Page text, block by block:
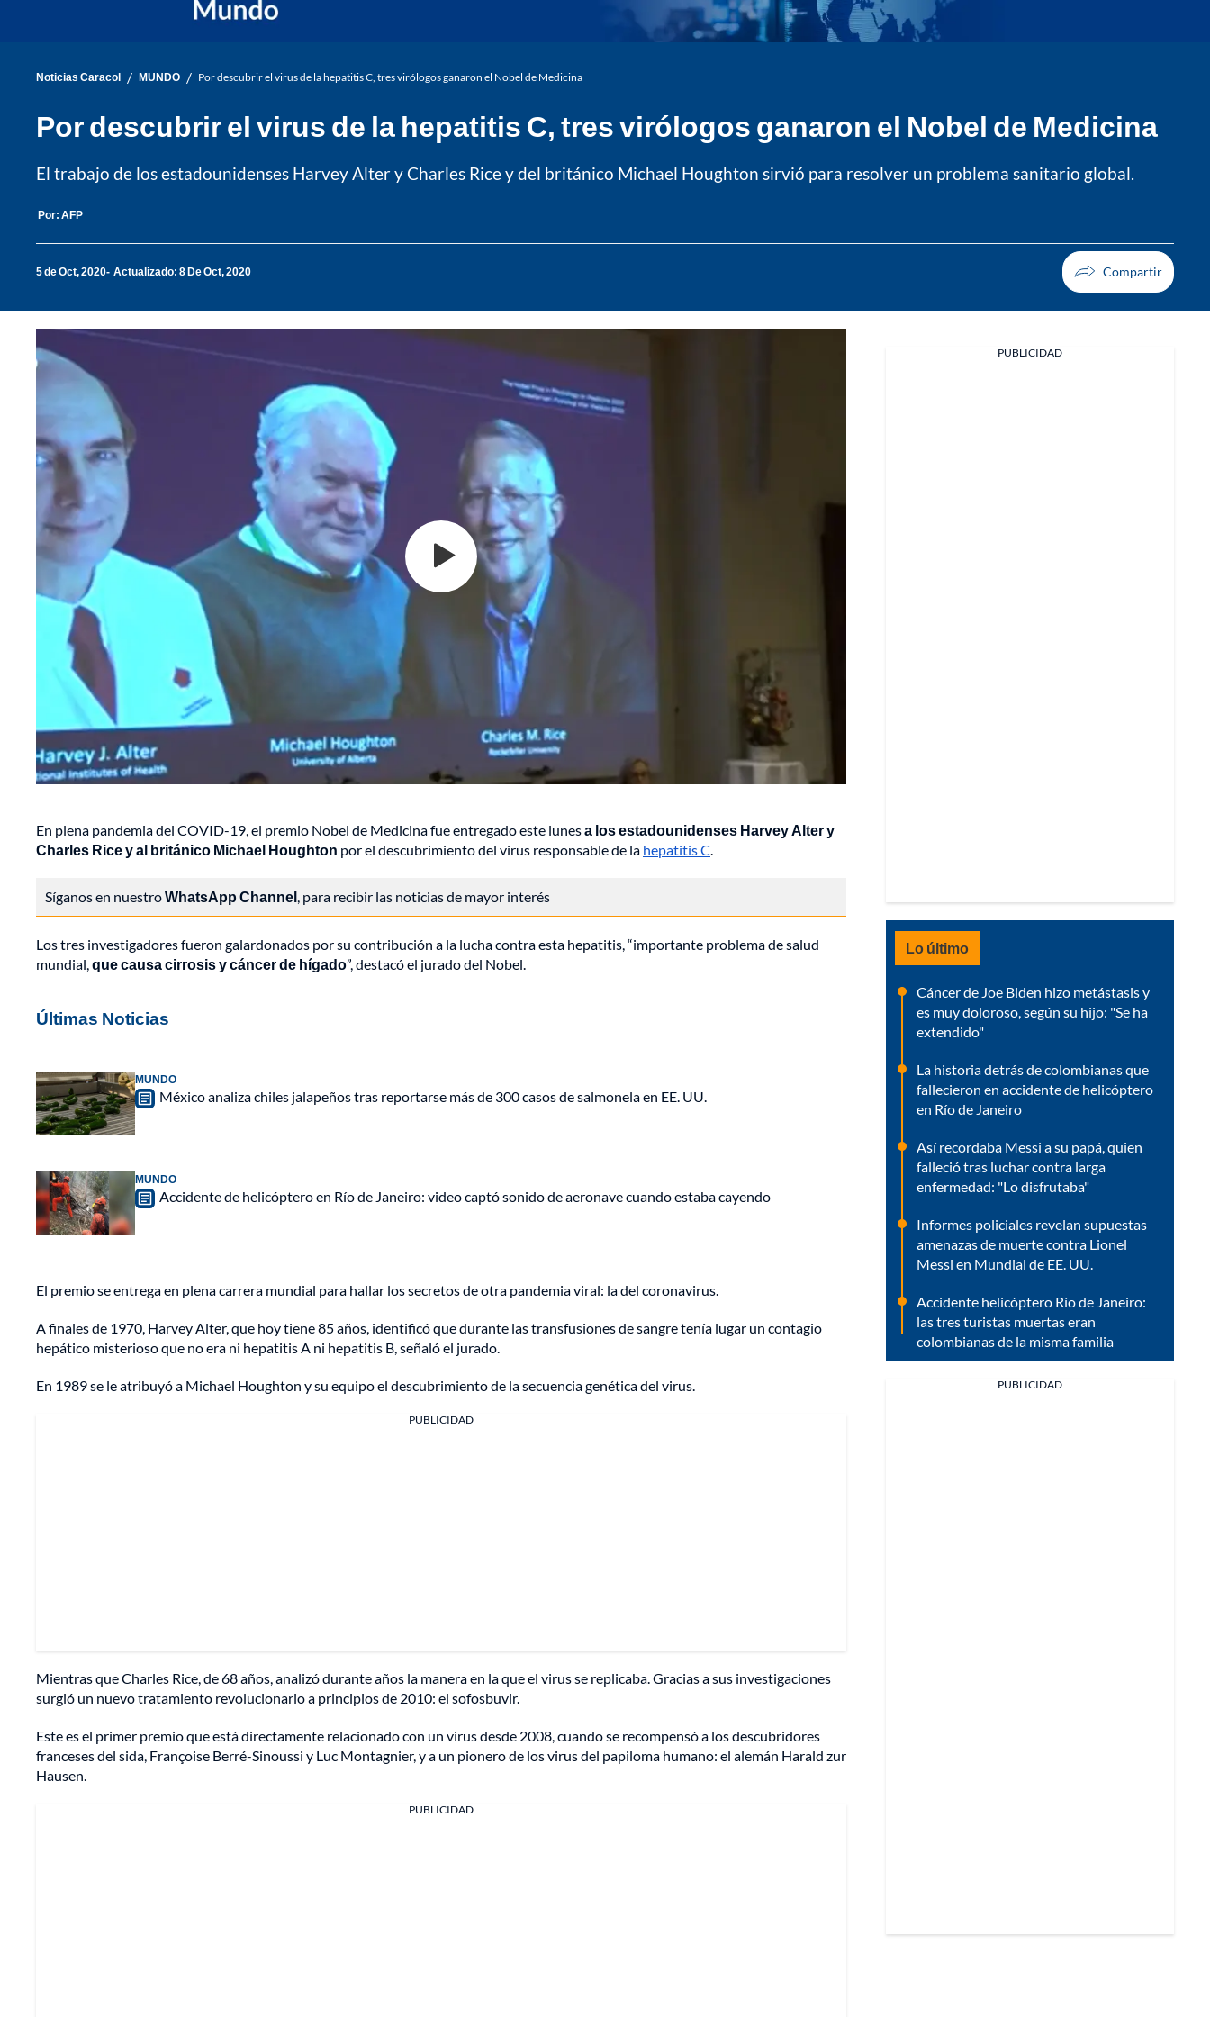
Noticias Caracol / MUNDO / Por descubrir el virus de la hepatitis C, tres virólogos ganaron el Nobel de Medicina
Por descubrir el virus de la hepatitis C, tres virólogos ganaron el Nobel de Medicina
El trabajo de los estadounidenses Harvey Alter y Charles Rice y del británico Michael Houghton sirvió para resolver un problema sanitario global.
Por: AFP
5 de Oct, 2020 Actualizado: 8 De Oct, 2020
En plena pandemia del COVID-19, el premio Nobel de Medicina fue entregado este lunesa los estadounidenses Harvey Alter y
Charles Rice y al británico Michael Houghton por el descubrimiento del virus responsable de la hepatitis C.
Síganos en nuestroWhatsApp Channel, para recibir las noticias de mayor interés
Los tres investigadores fueron galardonados por su contribución a la lucha contra esta hepatitis, “importante problema de salud
mundial,que causa cirrosis y cáncer de hígado”, destacó el jurado del Nobel.
Últimas Noticias
MUNDO
México analiza chiles jalapeños tras reportarse más de 300 casos de salmonela en EE. UU.
MUNDO
Accidente de helicóptero en Río de Janeiro: video captó sonido de aeronave cuando estaba cayendo
El premio se entrega en plena carrera mundial para hallar los secretos de otra pandemia viral: la del coronavirus.
A finales de 1970, Harvey Alter, que hoy tiene 85 años, identificó que durante las transfusiones de sangre tenía lugar un contagio
hepático misterioso que no era ni hepatitis A ni hepatitis B, señaló el jurado.
En 1989 se le atribuyó a Michael Houghton y su equipo el descubrimiento de la secuencia genética del virus.
PUBLICIDAD
Mientras que Charles Rice, de 68 años, analizó durante años la manera en la que el virus se replicaba. Gracias a sus investigaciones
surgió un nuevo tratamiento revolucionario a principios de 2010: el sofosbuvir.
Este es el primer premio que está directamente relacionado con un virus desde 2008, cuando se recompensó a los descubridores
franceses del sida, Françoise Berré-Sinoussi y Luc Montagnier, y a un pionero de los virus del papiloma humano: el alemán Harald zur
Hausen.
PUBLICIDAD
PUBLICIDAD
Lo último
Cáncer de Joe Biden hizo metástasis y
es muy doloroso, según su hijo: "Se ha
extendido"
La historia detrás de colombianas que
fallecieron en accidente de helicóptero
en Río de Janeiro
Así recordaba Messi a su papá, quien
falleció tras luchar contra larga
enfermedad: "Lo disfrutaba"
Informes policiales revelan supuestas
amenazas de muerte contra Lionel
Messi en Mundial de EE. UU.
Accidente helicóptero Río de Janeiro:
las tres turistas muertas eran
colombianas de la misma familia
PUBLICIDAD